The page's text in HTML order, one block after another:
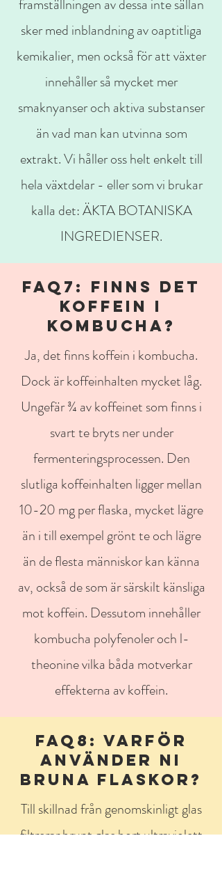
framställningen av dessa inte sällan
sker med inblandning av oaptitliga
kemikalier, men också för att växter
innehåller så mycket mer
smaknyanser och aktiva substanser
än vad man kan utvinna som
extrakt. Vi håller oss helt enkelt till
hela växtdelar - eller som vi brukar
kalla det: ÄKTA BOTANISKA
INGREDIENSER.
FAQ7: FINNS DET
KOFFEIN I
KOMBUCHA?
Ja, det finns koffein i kombucha.
Dock är koffeinhalten mycket låg.
Ungefär ¾ av koffeinet som finns i
svart te bryts ner under
fermenteringsprocessen. Den
slutliga koffeinhalten ligger mellan
10-20 mg per flaska, mycket lägre
än i till exempel grönt te och lägre
än de flesta människor kan känna
av, också de som är särskilt känsliga
mot koffein. Dessutom innehåller
kombucha polyfenoler och l-
theonine vilka båda motverkar
effekterna av koffein.
FAQ8: VARFÖR
ANVÄNDER NI
BRUNA FLASKOR?
Till skillnad från genomskinligt glas
filtrerar brunt glas bort ultraviolett